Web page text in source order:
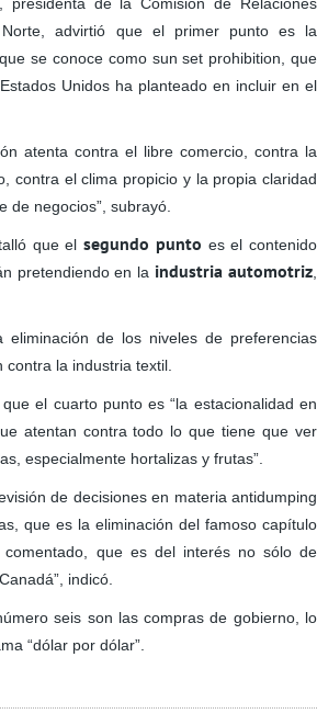
Norte, advirtió que el primer punto es la
se conoce como sun set prohibition, que
Unidos ha planteado en incluir en el
atenta contra el libre comercio, contra la
contra el clima propicio y la propia claridad
de negocios”, subrayó.
que elsegundo punto es el contenido
pretendiendo en la industria automotriz
eliminación de los niveles de preferencias
la industria textil.
el cuarto punto es “la estacionalidad en
atentan contra todo lo que tiene que ver
especialmente hortalizas y frutas”.
de decisiones en materia antidumping
que es la eliminación del famoso capítulo
que es del interés no sólo de
indicó.
seis son las compras de gobierno, lo
“dólar por dólar”.